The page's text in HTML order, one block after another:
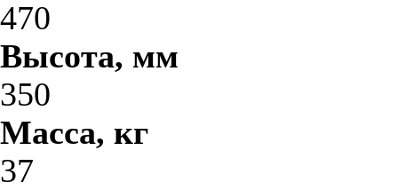
470
Высота, мм
350
Масса, кг
37